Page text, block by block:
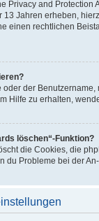
Privacy and Protection
Jahren erheben,
einen rechtlichen
der
Hilfe zu erhalten,
löschen“-Funktion?
die Cookies, die
du Probleme bei der